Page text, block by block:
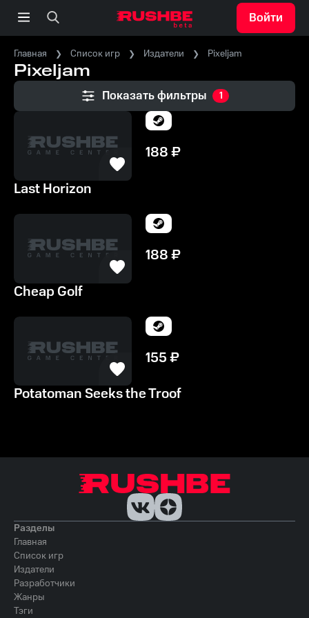
Войти
Главная Список игр Издатели Pixeljam
Pixeljam
Показать фильтры 1
188₽
Last Horizon
188₽
Cheap Golf
155₽
Potatoman Seeks the Troof
Разделы
Главная
Список игр
Издатели
Разработчики
Жанры
Тэги